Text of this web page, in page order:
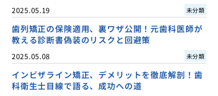
2025.05.19 未分類
歯列矯正の保険適用、裏ワザ公開！元歯科医師が
教える診断書偽装のリスクと回避策
2025.05.08 未分類
インビザライン矯正、デメリットを徹底解剖！歯
科衛生士目線で語る、成功への道